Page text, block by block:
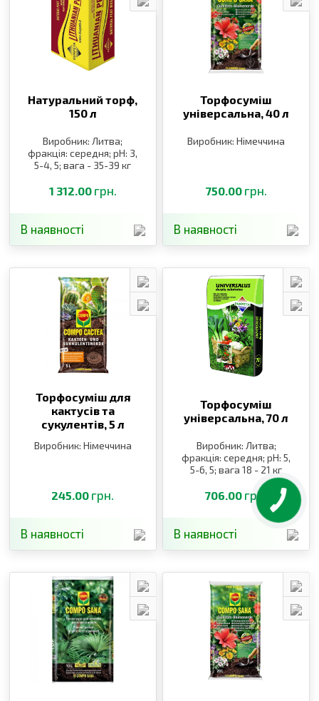
Натуральний торф,
150 л
Виробник: Литва;
фракція: середня; pH: 3,
5-4, 5; вага - 35-39 кг
1 312.00 грн.
В наявності
Торфосуміш
універсальна,40 л
Виробник: Німеччина
750.00 грн.
В наявності
Торфосуміш для
кактусів та
сукулентів,5 л
Виробник: Німеччина
245.00 грн.
В наявності
Торфосуміш
універсальна,70 л
Виробник: Литва;
фракція: середня; pH: 5,
5-6, 5; вага 18 - 21 кг
706.00 грн.
В наявності